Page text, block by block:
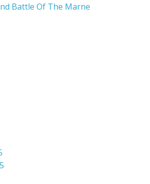
Battle Of The Marne